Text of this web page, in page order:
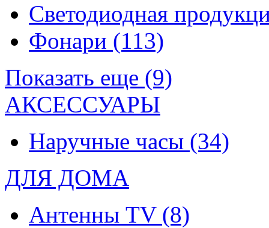
Светодиодная
Фонари (113)
Показать еще (9)
АКСЕССУАРЫ
Наручные часы (34)
ДЛЯ ДОМА
Антенны TV (8)